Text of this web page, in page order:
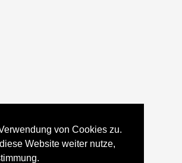
von Cookies zu.
Website weiter nutze,